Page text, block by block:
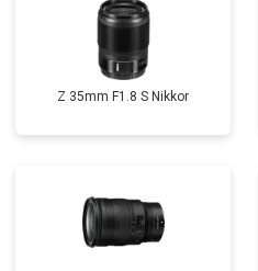
Z 35mm F1.8 S Nikkor